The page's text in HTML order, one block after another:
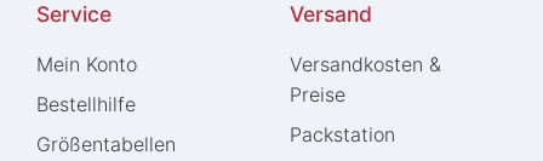
Service
Mein Konto
Bestellhilfe
Größentabellen
Versand
Versandkosten &
Preise
Packstation